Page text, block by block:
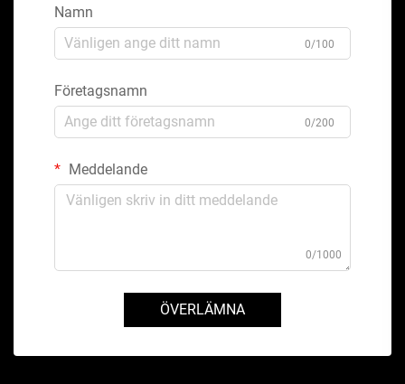
Namn
0/100
Företagsnamn
0/200
Meddelande
0/1000
ÖVERLÄMNA